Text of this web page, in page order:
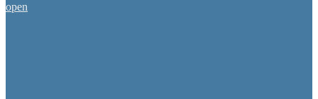
open